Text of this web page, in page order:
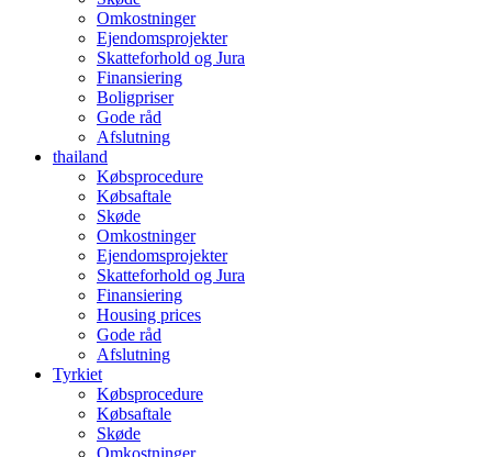
Omkostninger
Ejendomsprojekter
Skatteforhold og Jura
Finansiering
Boligpriser
Gode råd
Afslutning
thailand
Købsprocedure
Købsaftale
Skøde
Omkostninger
Ejendomsprojekter
Skatteforhold og Jura
Finansiering
Housing prices
Gode råd
Afslutning
Tyrkiet
Købsprocedure
Købsaftale
Skøde
Omkostninger